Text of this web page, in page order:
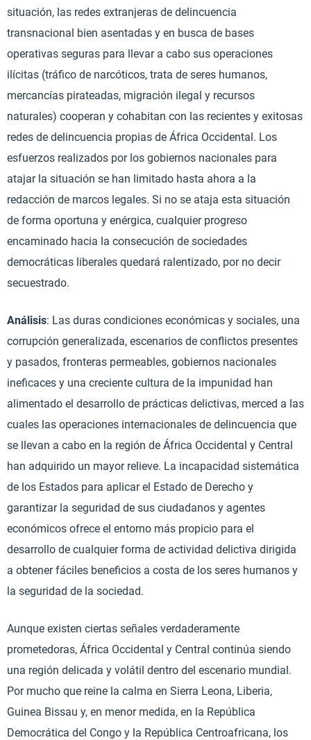
situación, las redes extranjeras de delincuencia
transnacional bien asentadas y en busca de bases
operativas seguras para llevar a cabo sus operaciones
ilícitas (tráfico de narcóticos, trata de seres humanos,
mercancías pirateadas, migración ilegal y recursos
naturales) cooperan y cohabitan con las recientes y exitosas
redes de delincuencia propias de África Occidental. Los
esfuerzos realizados por los gobiernos nacionales para
atajar la situación se han limitado hasta ahora a la
redacción de marcos legales. Si no se ataja esta situación
de forma oportuna y enérgica, cualquier progreso
encaminado hacia la consecución de sociedades
democráticas liberales quedará ralentizado, por no decir
secuestrado.
Análisis: Las duras condiciones económicas y sociales, una
corrupción generalizada, escenarios de conflictos presentes
y pasados, fronteras permeables, gobiernos nacionales
ineficaces y una creciente cultura de la impunidad han
alimentado el desarrollo de prácticas delictivas, merced a las
cuales las operaciones internacionales de delincuencia que
se llevan a cabo en la región de África Occidental y Central
han adquirido un mayor relieve. La incapacidad sistemática
de los Estados para aplicar el Estado de Derecho y
garantizar la seguridad de sus ciudadanos y agentes
económicos ofrece el entorno más propicio para el
desarrollo de cualquier forma de actividad delictiva dirigida
a obtener fáciles beneficios a costa de los seres humanos y
la seguridad de la sociedad.
Aunque existen ciertas señales verdaderamente
prometedoras, África Occidental y Central continúa siendo
una región delicada y volátil dentro del escenario mundial.
Por mucho que reine la calma en Sierra Leona, Liberia,
Guinea Bissau y, en menor medida, en la República
Democrática del Congo y la República Centroafricana, los